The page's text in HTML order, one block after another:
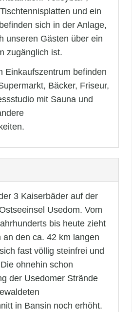
und ein
sich in der Anlage,
unseren Gästen über ein
zugänglich ist.
Einkaufszentrum befinden
Bäcker, Friseur,
mit Sauna und
3 Kaiserbäder auf der
Usedom. Vom
bis heute zieht
an den ca. 42 km langen
fast völlig steinfrei und
ohnehin schon
der Usedomer Strände
in Bansin noch erhöht.